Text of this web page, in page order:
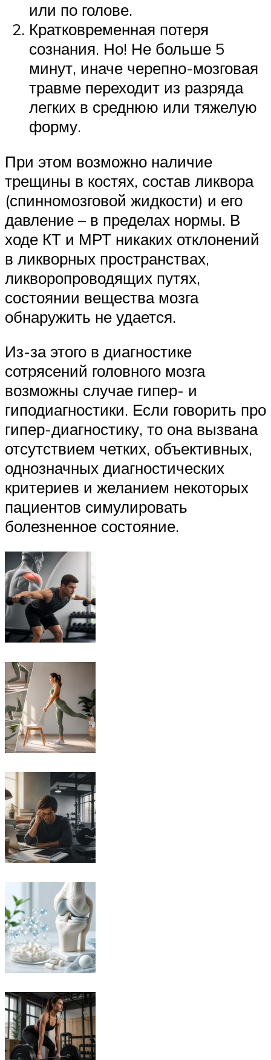
или по голове.
Кратковременная потеря
сознания. Но! Не больше 5
минут, иначе черепно-мозговая
травме переходит из разряда
легких в среднюю или тяжелую
форму.
При этом возможно наличие
трещины в костях, состав ликвора
(спинномозговой жидкости) и его
давление – в пределах нормы. В
ходе КТ и МРТ никаких отклонений
в ликворных пространствах,
ликворопроводящих путях,
состоянии вещества мозга
обнаружить не удается.
Из-за этого в диагностике
сотрясений головного мозга
возможны случае гипер- и
гиподиагностики. Если говорить про
гипер-диагностику, то она вызвана
отсутствием четких, объективных,
однозначных диагностических
критериев и желанием некоторых
пациентов симулировать
болезненное состояние.